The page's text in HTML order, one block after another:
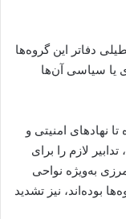
دفاتر این گروه‌ها
یا سیاسی آن‌ها
نهادهای امنیتی و
لازم را برای
به‌ویژه نواحی
بوده‌اند، نیز تشدید